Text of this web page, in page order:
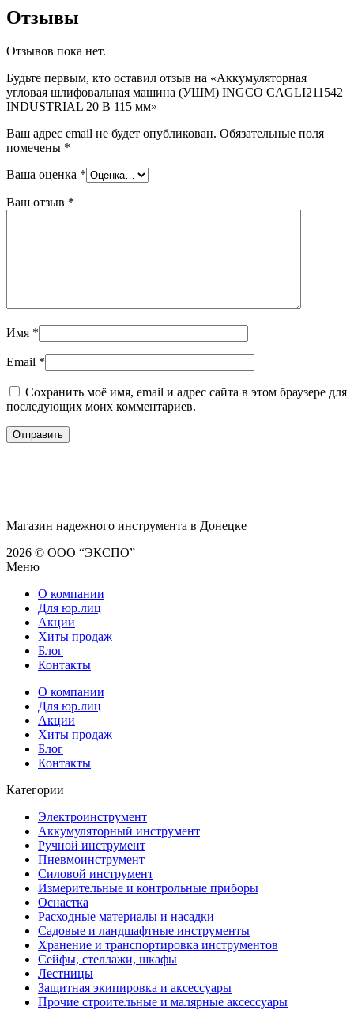
Отзывы
Отзывов пока нет.
Будьте первым, кто оставил отзыв на «Аккумуляторная
угловая шлифовальная машина (УШМ) INGCO CAGLI211542
INDUSTRIAL 20 В 115 мм»
Ваш адрес email не будет опубликован. Обязательные поля
помечены *
Ваша оценка *
Ваш отзыв *
Имя *
Email *
Сохранить моё имя, email и адрес сайта в этом браузере для
последующих моих комментариев.
Магазин надежного инструмента в Донецке
2026 © ООО “ЭКСПО”
Меню
О компании
Для юр.лиц
Акции
Хиты продаж
Блог
Контакты
О компании
Для юр.лиц
Акции
Хиты продаж
Блог
Контакты
Категории
Электроинструмент
Аккумуляторный инструмент
Ручной инструмент
Пневмоинструмент
Силовой инструмент
Измерительные и контрольные приборы
Оснастка
Расходные материалы и насадки
Садовые и ландшафтные инструменты
Хранение и транспортировка инструментов
Сейфы, стеллажи, шкафы
Лестницы
Защитная экипировка и аксессуары
Прочие строительные и малярные аксессуары